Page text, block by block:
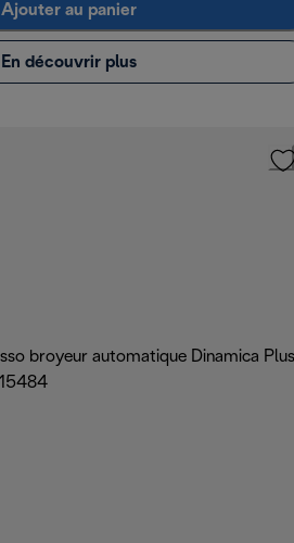
Ajouter au panier
En découvrir plus